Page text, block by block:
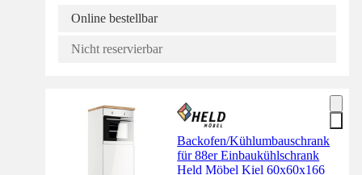
Online bestellbar
Nicht reservierbar
Backofen/Kühlumbauschrank
für 88er Einbaukühlschrank
Held Möbel Kiel 60x60x166